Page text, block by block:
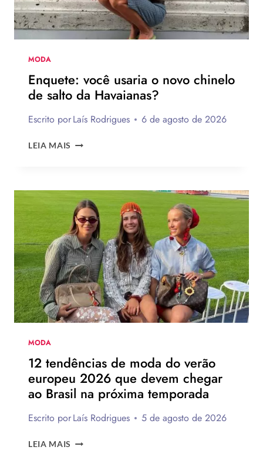
MODA
Enquete: você usaria o novo chinelo
de salto da Havaianas?
Escrito porLaís Rodrigues 6 de agosto de 2026
LEIA MAIS ENQUETE:
NOVO
CHINELO
DE
SALTO
DA
HAVAIANAS?
MODA
12 tendências de moda do verão
europeu 2026 que devem chegar
ao Brasil na próxima temporada
Escrito porLaís Rodrigues 5 de agosto de 2026
LEIA MAIS